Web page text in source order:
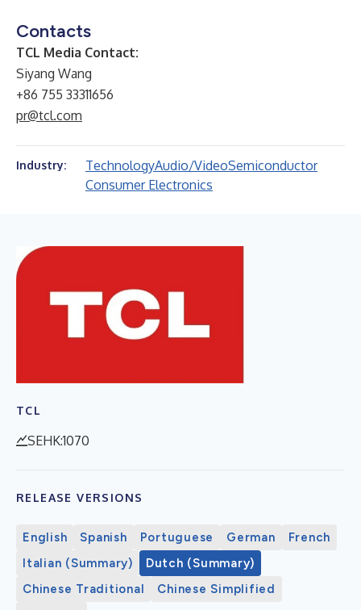
Contacts
TCL Media Contact:
Siyang Wang
+86 755 33311656
pr@tcl.com
Industry: TechnologyAudio/VideoSemiconductor
Consumer Electronics
TCL
SEHK:1070
RELEASE VERSIONS
English Spanish Portuguese German
French
Italian (Summary)
Dutch (Summary)
Chinese Traditional
Chinese Simplified